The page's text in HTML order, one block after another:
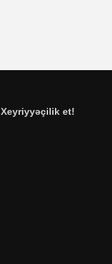
Xeyriyyəçilik et!